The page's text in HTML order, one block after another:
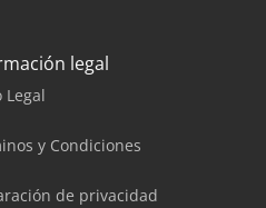
legal
Legal
y Condiciones
de privacidad